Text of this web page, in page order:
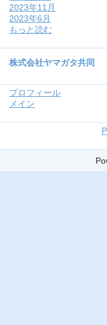
2023年11月
2023年6月
もっと読む
株式会社ヤマガタ共同
プロフィール
メイン